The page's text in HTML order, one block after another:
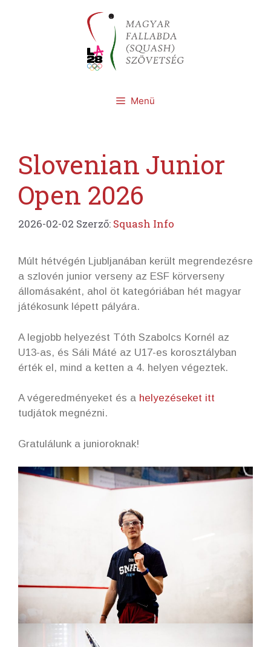
Menü
Slovenian Junior
Open 2026
2026-02-02 Szerző: Squash Info
Múlt hétvégén Ljubljanában került megrendezésre
a szlovén junior verseny az ESF körverseny
állomásaként, ahol öt kategóriában hét magyar
játékosunk lépett pályára.
A legjobb helyezést Tóth Szabolcs Kornél az
U13-as, és Sáli Máté az U17-es korosztályban
érték el, mind a ketten a 4. helyen végeztek.
A végeredményeket és a helyezéseket itt
tudjátok megnézni.
Gratulálunk a junioroknak!